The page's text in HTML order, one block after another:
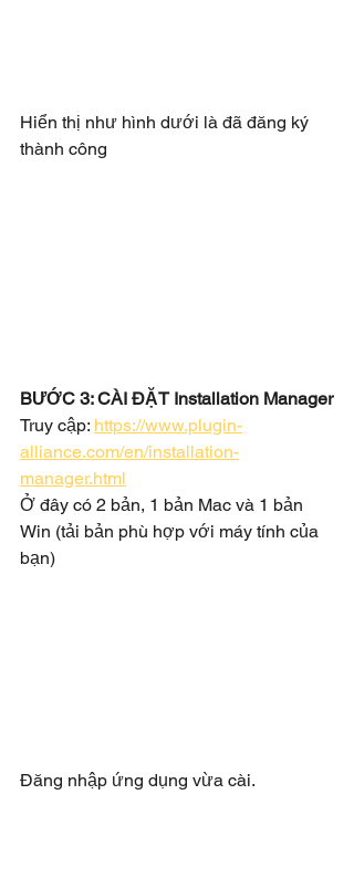
Hiển thị như hình dưới là đã đăng ký
thành công
BƯỚC 3: CÀI ĐẶT Installation Manager
Truy cập: https://www.plugin-
alliance.com/en/installation-
manager.html
Ở đây có 2 bản, 1 bản Mac và 1 bản
Win (tải bản phù hợp với máy tính của
bạn)
Đăng nhập ứng dụng vừa cài.